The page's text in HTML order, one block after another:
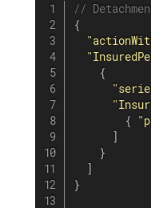
//
{
{
{
]
}
]
}